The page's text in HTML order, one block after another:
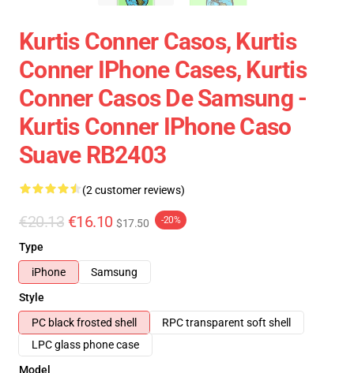
Kurtis Conner Casos, Kurtis
Conner IPhone Cases, Kurtis
Conner Casos De Samsung -
Kurtis Conner IPhone Caso
Suave RB2403
(2 customer reviews)
€20.13 €16.10 $17.50 -20%
Type
iPhone
Samsung
Style
PC black frosted shell
RPC transparent soft shell
LPC glass phone case
Model